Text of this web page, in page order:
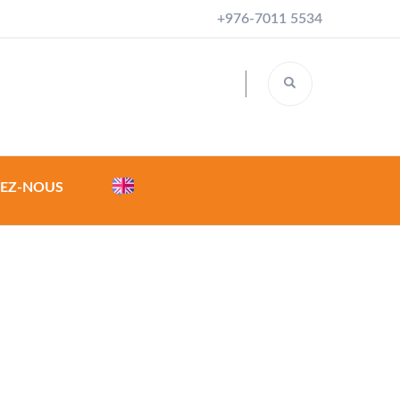
+976-7011 5534
NOUS